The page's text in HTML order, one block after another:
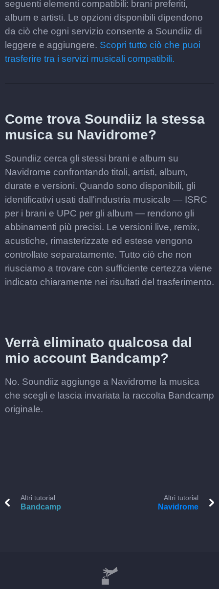
seguenti elementi compatibili: brani preferiti,
album e artisti. Le opzioni disponibili dipendono
da ciò che ogni servizio consente a Soundiiz di
leggere e aggiungere. Scopri tutto ciò che puoi
trasferire tra i servizi musicali compatibili.
Come trova Soundiiz la stessa
musica su Navidrome?
Soundiiz cerca gli stessi brani e album su
Navidrome confrontando titoli, artisti, album,
durate e versioni. Quando sono disponibili, gli
identificativi usati dall'industria musicale — ISRC
per i brani e UPC per gli album — rendono gli
abbinamenti più precisi. Le versioni live, remix,
acustiche, rimasterizzate ed estese vengono
controllate separatamente. Tutto ciò che non
riusciamo a trovare con sufficiente certezza viene
indicato chiaramente nei risultati del trasferimento.
Verrà eliminato qualcosa dal
mio account Bandcamp?
No. Soundiiz aggiunge a Navidrome la musica
che scegli e lascia invariata la raccolta Bandcamp
originale.
Altri tutorial
Bandcamp
Altri tutorial
Navidrome